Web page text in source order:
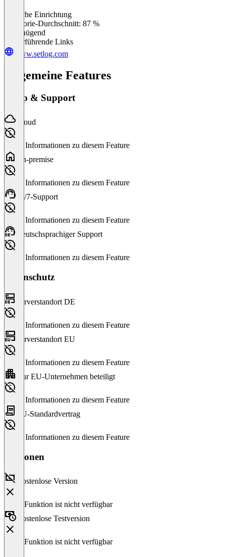
Einfache Einrichtung
Kategorie-Durchschnitt: 87 %
Ungenügend
Weiterführende Links
www.setlog.com
Allgemeine Features
Setup & Support
Cloud
Keine Informationen zu diesem Feature
On-premise
Keine Informationen zu diesem Feature
24/7-Support
Keine Informationen zu diesem Feature
Deutschsprachiger Support
Keine Informationen zu diesem Feature
Datenschutz
Serverstandort DE
Keine Informationen zu diesem Feature
Serverstandort EU
Keine Informationen zu diesem Feature
Nur EU-Unternehmen beteiligt
Keine Informationen zu diesem Feature
EU-Standardvertrag
Keine Informationen zu diesem Feature
Versionen
Kostenlose Version
Diese Funktion ist nicht verfügbar
Kostenlose Testversion
Diese Funktion ist nicht verfügbar